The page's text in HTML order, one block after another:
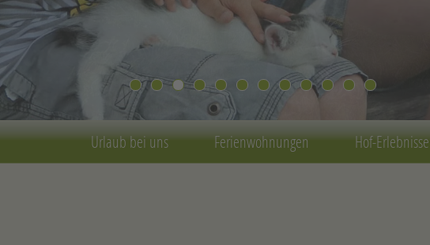
Urlaub bei uns Ferienwohnungen Hof-Erlebnisse